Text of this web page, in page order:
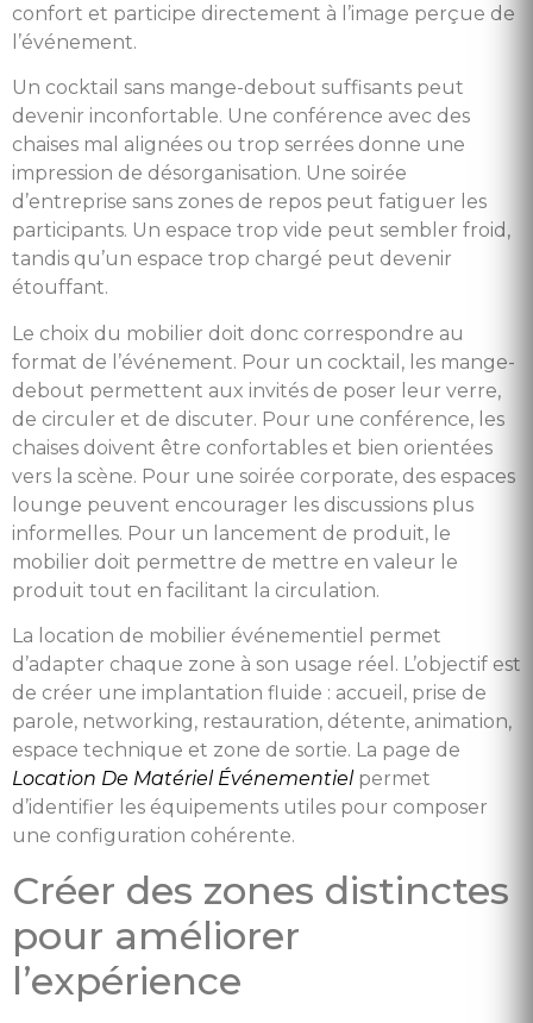
confort et participe directement à l’image perçue de
l’événement.
Un cocktail sans mange-debout suffisants peut
devenir inconfortable. Une conférence avec des
chaises mal alignées ou trop serrées donne une
impression de désorganisation. Une soirée
d’entreprise sans zones de repos peut fatiguer les
participants. Un espace trop vide peut sembler froid,
tandis qu’un espace trop chargé peut devenir
étouffant.
Le choix du mobilier doit donc correspondre au
format de l’événement. Pour un cocktail, les mange-
debout permettent aux invités de poser leur verre,
de circuler et de discuter. Pour une conférence, les
chaises doivent être confortables et bien orientées
vers la scène. Pour une soirée corporate, des espaces
lounge peuvent encourager les discussions plus
informelles. Pour un lancement de produit, le
mobilier doit permettre de mettre en valeur le
produit tout en facilitant la circulation.
La location de mobilier événementiel permet
d’adapter chaque zone à son usage réel. L’objectif est
de créer une implantation fluide : accueil, prise de
parole, networking, restauration, détente, animation,
espace technique et zone de sortie. La page de
Location De Matériel Événementiel permet
d’identifier les équipements utiles pour composer
une configuration cohérente.
Créer des zones distinctes
pour améliorer
l’expérience